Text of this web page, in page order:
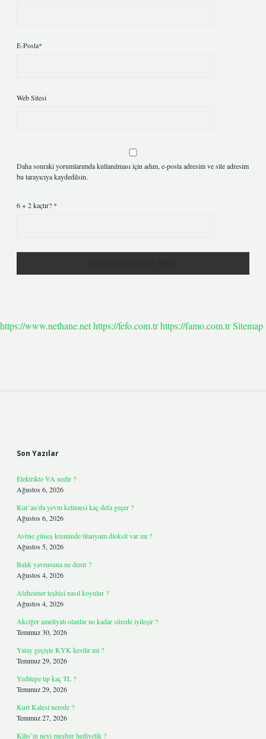
E-Posta*
Web Sitesi
Daha sonraki yorumlarımda kullanılması için adım, e-posta adresim ve site adresim
bu tarayıcıya kaydedilsin.
6 + 2 kaçtır? *
https://www.nethane.nethttps://fefo.com.trhttps://famo.com.trSitemap
Son Yazılar
Elektrikte VA nedir ?
Ağustos 6, 2026
Kur’an’da yevm kelimesi kaç defa geçer ?
Ağustos 6, 2026
Avène güneş kreminde titanyum dioksit var mı ?
Ağustos 5, 2026
Balık yavrusuna ne denir ?
Ağustos 4, 2026
Alzheimer teşhisi nasıl koyulur ?
Ağustos 4, 2026
Akciğer ameliyatı olanlar ne kadar sürede iyileşir ?
Temmuz 30, 2026
Yatay geçişte KYK kesilir mi ?
Temmuz 29, 2026
Yeditepe tıp kaç TL ?
Temmuz 29, 2026
Kurt Kalesi nerede ?
Temmuz 27, 2026
Kilis’in neyi meşhur hediyelik ?